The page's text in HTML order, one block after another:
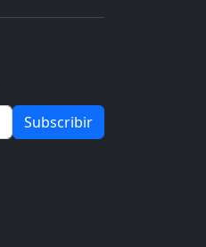
Subscribir